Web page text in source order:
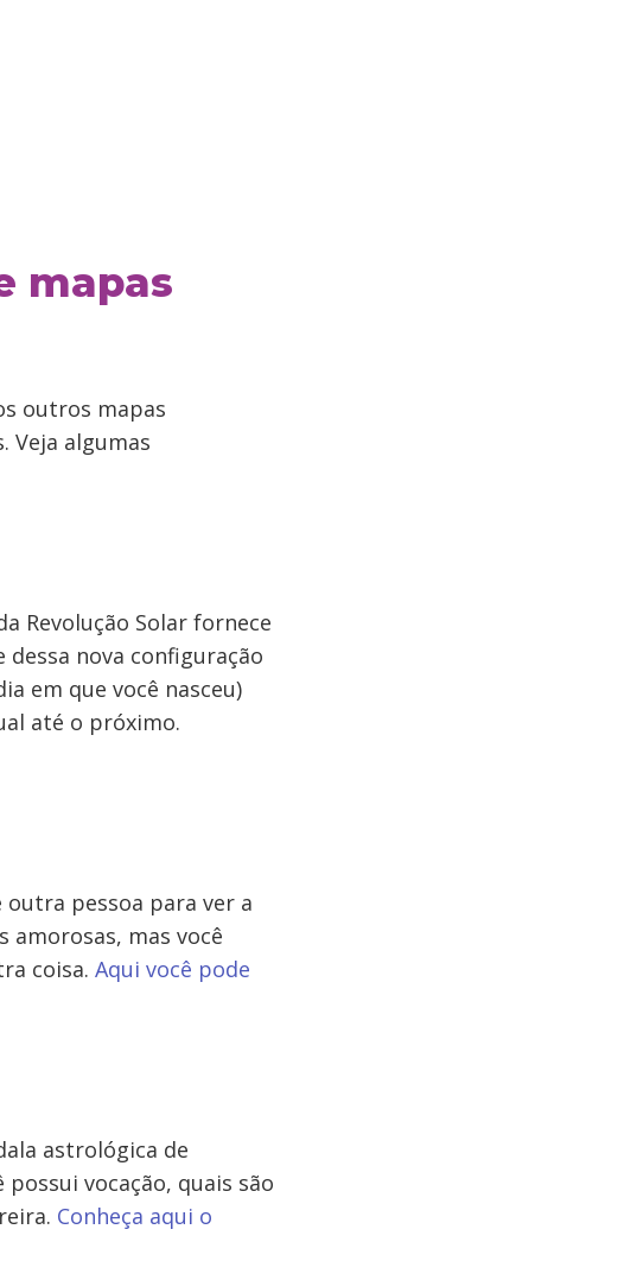
mapas
outros mapas
Veja algumas
Revolução Solar fornece
nova configuração
em que você nasceu)
até o próximo.
pessoa para ver a
amorosas, mas você
coisa. Aqui você pode
astrológica de
vocação, quais são
Conheça aqui o